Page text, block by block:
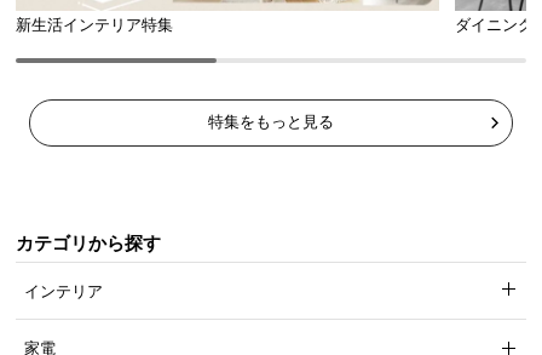
新生活インテリア特集 ダイニング
特集をもっと見る
カテゴリから探す
インテリア
家電